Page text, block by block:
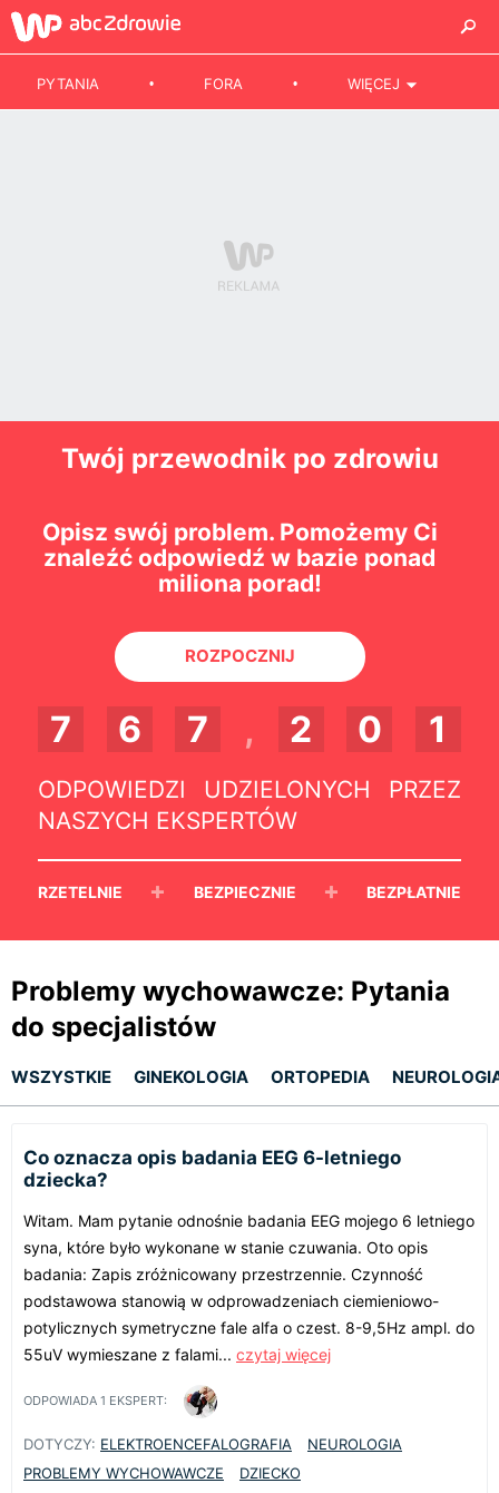
PYTANIA FORA WIĘCEJ
Twój przewodnik po zdrowiu
Opisz swój problem. Pomożemy Ci
znaleźć odpowiedź w bazie ponad
miliona porad!
ROZPOCZNIJ
7 6 7 , 2 0 1
ODPOWIEDZI UDZIELONYCH PRZEZ
NASZYCH EKSPERTÓW
RZETELNIE + BEZPIECZNIE + BEZPŁATNIE
Problemy wychowawcze: Pytania
do specjalistów
WSZYSTKIE GINEKOLOGIA ORTOPEDIA
Co oznacza opis badania EEG 6-letniego
dziecka?
Witam. Mam pytanie odnośnie badania EEG mojego 6 letniego
syna, które było wykonane w stanie czuwania. Oto opis
badania: Zapis zróżnicowany przestrzennie. Czynność
podstawowa stanowią w odprowadzeniach ciemieniowo-
potylicznych symetryczne fale alfa o czest. 8-9,5Hz ampl. do
55uV wymieszane z falami... czytaj więcej
ODPOWIADA 1 EKSPERT:
DOTYCZY: ELEKTROENCEFALOGRAFIA
NEUROLOGIA
PROBLEMY WYCHOWAWCZE
DZIECKO